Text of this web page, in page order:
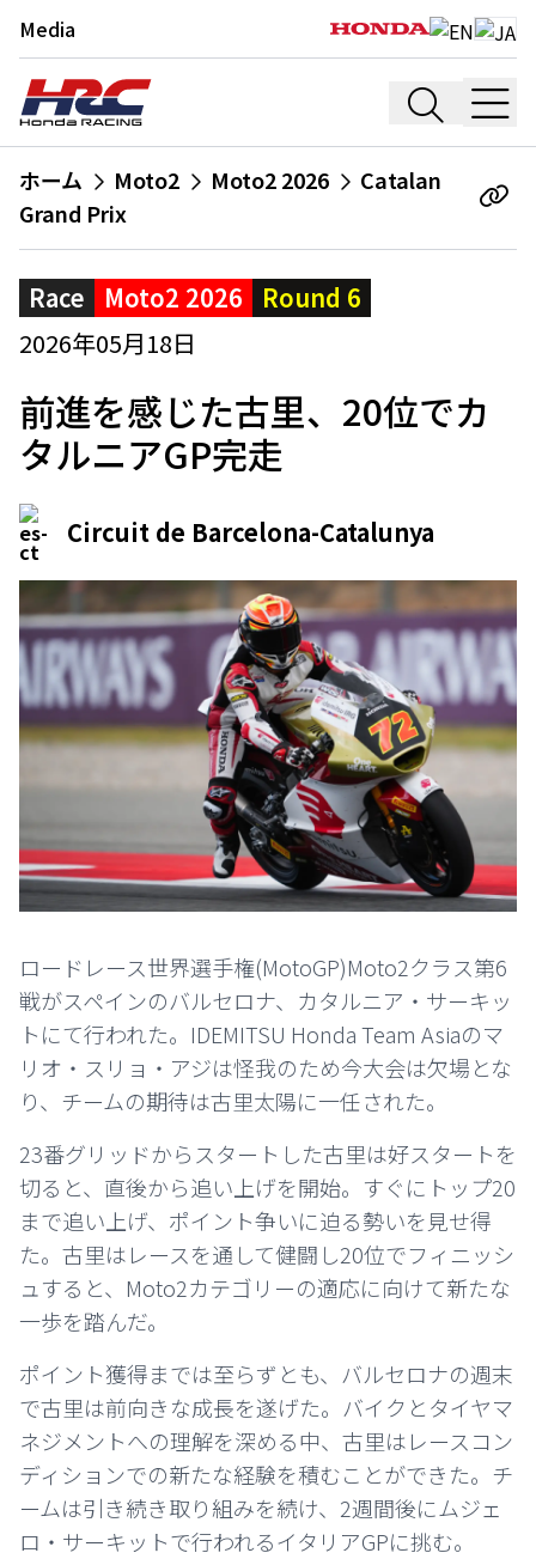
Media
ホーム Moto2 Moto2 2026
Catalan
Grand Prix
Race Moto2 2026
Round 6
2026年05月18日
前進を感じた古里、20位でカ
タルニアGP完走
Circuit de Barcelona-Catalunya
ロードレース世界選手権(MotoGP)Moto2クラス第6
戦がスペインのバルセロナ、カタルニア・サーキッ
トにて行われた。IDEMITSU Honda Team Asiaのマ
リオ・スリョ・アジは怪我のため今大会は欠場とな
り、チームの期待は古里太陽に一任された。
23番グリッドからスタートした古里は好スタートを
切ると、直後から追い上げを開始。すぐにトップ20
まで追い上げ、ポイント争いに迫る勢いを見せ得
た。古里はレースを通して健闘し20位でフィニッシ
ュすると、Moto2カテゴリーの適応に向けて新たな
一歩を踏んだ。
ポイント獲得までは至らずとも、バルセロナの週末
で古里は前向きな成長を遂げた。バイクとタイヤマ
ネジメントへの理解を深める中、古里はレースコン
ディションでの新たな経験を積むことができた。チ
ームは引き続き取り組みを続け、2週間後にムジェ
ロ・サーキットで行われるイタリアGPに挑む。